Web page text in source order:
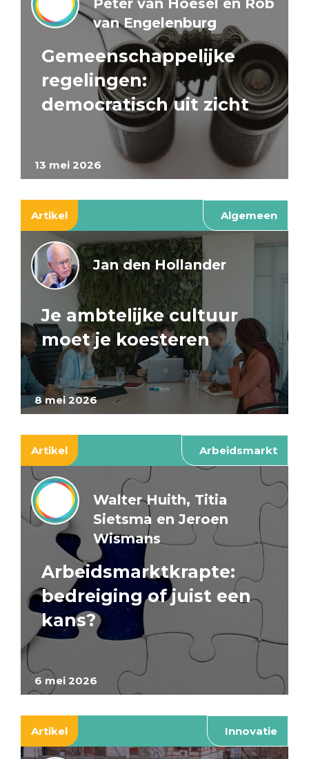
13 mei 2026
Peter van Hoesel en Rob
van Engelenburg
Gemeenschappelijke
regelingen:
democratisch uit zicht
Artikel Algemeen
8 mei 2026
Jan den Hollander
Je ambtelijke cultuur
moet je koesteren
Artikel Arbeidsmarkt
6 mei 2026
Walter Huith, Titia
Sietsma en Jeroen
Wismans
Arbeidsmarktkrapte:
bedreiging of juist een
kans?
Artikel Innovatie